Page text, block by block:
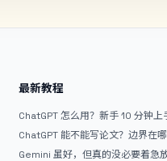
最新教程
ChatGPT 怎么用？新手 10 分钟上
ChatGPT 能不能写论文？边界在
Gemini 虽好，但真的没必要着急